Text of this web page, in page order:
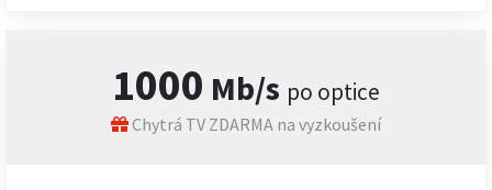
1000 Mb/s po optice
Chytrá TV ZDARMA na vyzkoušení